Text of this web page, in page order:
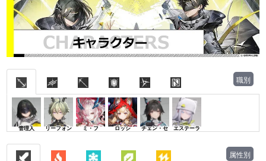
管理人 リーフォン ミ・フ ロッシ チェン・セ エステーラ
職別
属性別